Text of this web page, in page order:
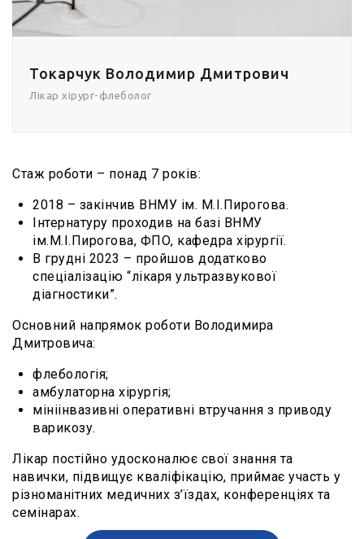
Токарчук Володимир Дмитрович
Лікар хірург-флеболог
Стаж роботи – понад 7 років:
2018 – закінчив ВНМУ iм. М.І.Пирогова.
Інтернатуру проходив на базі ВНМУ
ім.М.І.Пирогова, ФПО, кафедра хірургії.
В грудні 2023 – пройшов додатково
спеціалізацію “лікаря ультразвукової
діагностики”.
Основний напрямок роботи Володимира
Дмитровича:
флебологія;
амбулаторна хірургія;
мініінвазивні оперативні втручання з приводу
варикозу.
Лікар постійно удосконалює свої знання та
навички, підвищує кваліфікацію, приймає участь у
різноманітних медичних з’їздах, конференціях та
семінарах.